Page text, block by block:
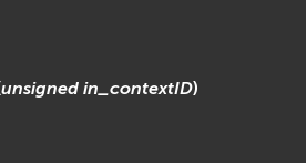
unsigned in_contextID)